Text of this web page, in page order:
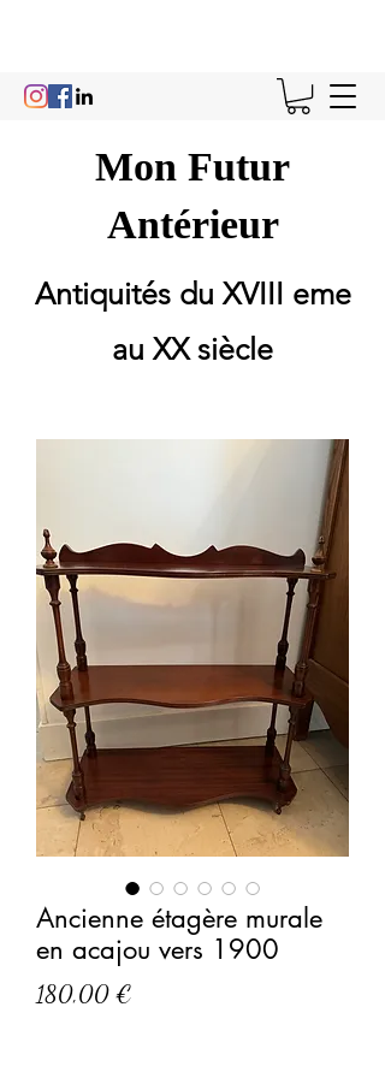
Mon Futur
Antérieur
Antiquités du XVIII eme
au XX siècle
Ancienne étagère murale
en acajou vers 1900
180,00 €